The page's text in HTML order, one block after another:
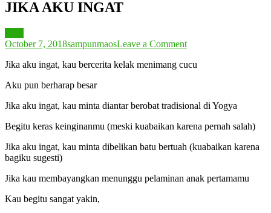
JIKA AKU INGAT
October 7, 2018sampunmaosLeave a Commenton
AKU
Jika aku ingat, kau bercerita kelak menimang cucu
Aku pun berharap besar
Jika aku ingat, kau minta diantar berobat tradisional di Yogya
Begitu keras keinginanmu (meski kuabaikan karena pernah salah)
Jika aku ingat, kau minta dibelikan batu bertuah (kuabaikan karena
bagiku sugesti)
Jika kau membayangkan menunggu pelaminan anak pertamamu
Kau begitu sangat yakin,